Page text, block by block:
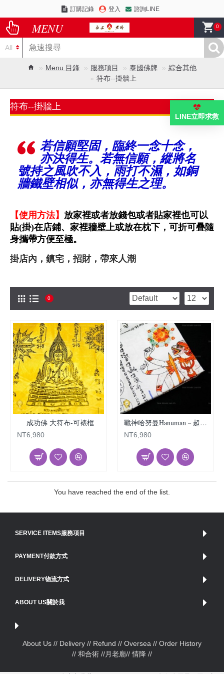
訂購記錄 登入 諮詢LINE
0
All
Menu 目錄 服務項目 泰國佛牌
綜合其他
符布--掛牆上
符布--掛牆上
若信願堅固，臨終一念十念，
亦決得生。若無信願，縱將名
號持之風吹不入，雨打不濕，如銅
牆鐵壁相似，亦無得生之理。
【使用方法】 放家裡或者放錢包或者貼家裡也可以
貼(掛)在店鋪、家裡牆壁上或放在枕下，可折可疊隨
身攜帶方便至極。
掛店內，鎮宅，招財，帶來人潮
0
成功佛 大符布-可裱框
NT6,980
戰神哈努曼Hanuman－超大符布
NT6,980
You have reached the end of the list.
SERVICE ITEMS服務項目
PAYMENT付款方式
DELIVERY物流方式
ABOUT US關於我
About Us // Delivery // Refund // Oversea // Order History
// 和合術 //月老廟// 情降 //
LINE立即求救